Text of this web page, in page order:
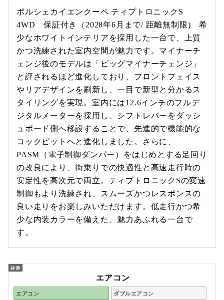
ポルシェカイエンクーペ ティプトロニックS
4WD 保証付き（2028年6月まで/ 距離無制限) 希
少なホワイトインテリアを採用した一台で、上質
かつ洗練された室内空間が魅力です。マイナーチ
ェンジ後のモデルは「ビッグマイナーチェンジ」
と評されるほど進化しており、フロントフェイス
やリアデザインを刷新し、一目で新型と分かるス
タイリングを実現。室内には12.6インチのフルデ
ジタルメーターを採用し、シフトレバーをダッシ
ュボード側へ移設することで、先進的で機能的な
コックピットへと進化しました。さらに、
PASM（電子制御ダンパー）をはじめとする足回り
の改良により、街乗りでの快適性と高速走行時の
安定性を高次元で両立。ティプトロニックSの変速
制御もより洗練され、スムーズかつレスポンスの
良い走りをお楽しみいただけます。低走行かつ希
少な内装カラーを備えた、魅力あふれる一台で
す。
エアコン
エアコン ダブルエアコン